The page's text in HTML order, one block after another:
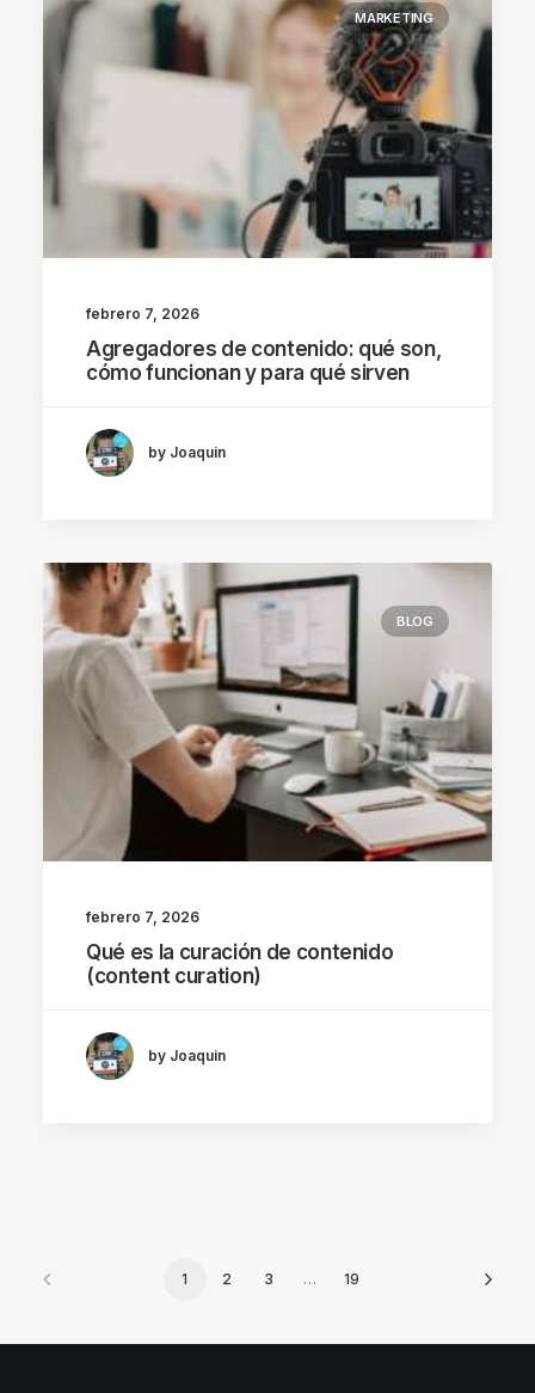
MARKETING
febrero 7, 2026
Agregadores de contenido: qué son,
cómo funcionan y para qué sirven
by Joaquin
BLOG
febrero 7, 2026
Qué es la curación de contenido
(content curation)
by Joaquin
1 2 3 … 19